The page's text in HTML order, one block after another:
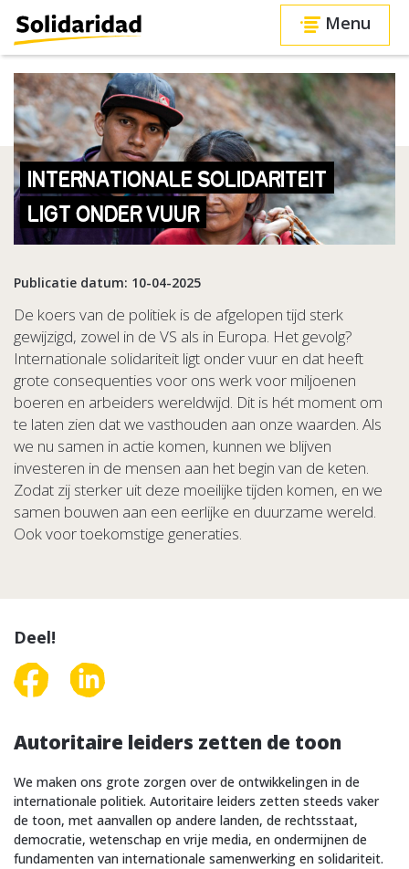
Menu
INTERNATIONALE SOLIDARITEIT
LIGT ONDER VUUR
Publicatie datum: 10-04-2025
De koers van de politiek is de afgelopen tijd sterk
gewijzigd, zowel in de VS als in Europa. Het gevolg?
Internationale solidariteit ligt onder vuur en dat heeft
grote consequenties voor ons werk voor miljoenen
boeren en arbeiders wereldwijd. Dit is hét moment om
te laten zien dat we vasthouden aan onze waarden. Als
we nu samen in actie komen, kunnen we blijven
investeren in de mensen aan het begin van de keten.
Zodat zij sterker uit deze moeilijke tijden komen, en we
samen bouwen aan een eerlijke en duurzame wereld.
Ook voor toekomstige generaties.
Deel!
Autoritaire leiders zetten de toon
We maken ons grote zorgen over de ontwikkelingen in de
internationale politiek. Autoritaire leiders zetten steeds vaker
de toon, met aanvallen op andere landen, de rechtsstaat,
democratie, wetenschap en vrije media, en ondermijnen de
fundamenten van internationale samenwerking en solidariteit.